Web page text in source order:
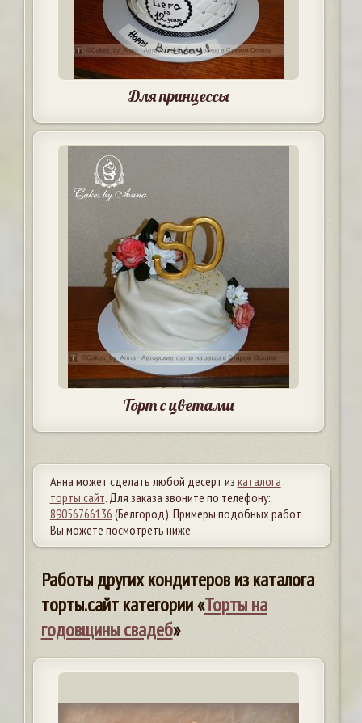
Для принцессы
Торт с цветами
Анна может сделать любой десерт из каталога
торты.сайт. Для заказа звоните по телефону:
89056766136 (Белгород). Примеры подобных работ
Вы можете посмотреть ниже
Работы других кондитеров из каталога
торты.сайт категории «Торты на
годовщины свадеб»